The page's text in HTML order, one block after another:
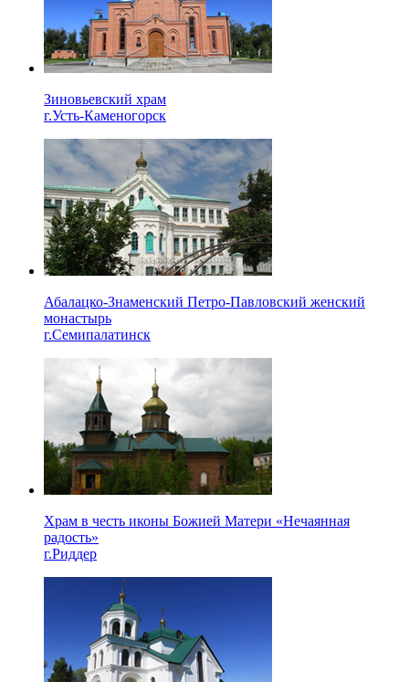
Зиновьевский храм
г.Усть-Каменогорск
Абалацко-Знаменский Петро-Павловский женский
монастырь
г.Семипалатинск
Храм в честь иконы Божией Матери «Нечаянная
радость»
г.Риддер